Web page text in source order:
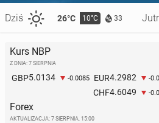
Dziś 26°C 10°C 33
Kurs NBP
Z DNIA: 7 SIERPNIA
GBP5.0134 -0.0085 EUR4.2982 -
CHF4.6049 -
Forex
AKTUALIZACJA: 7 SIERPNIA, 15:00